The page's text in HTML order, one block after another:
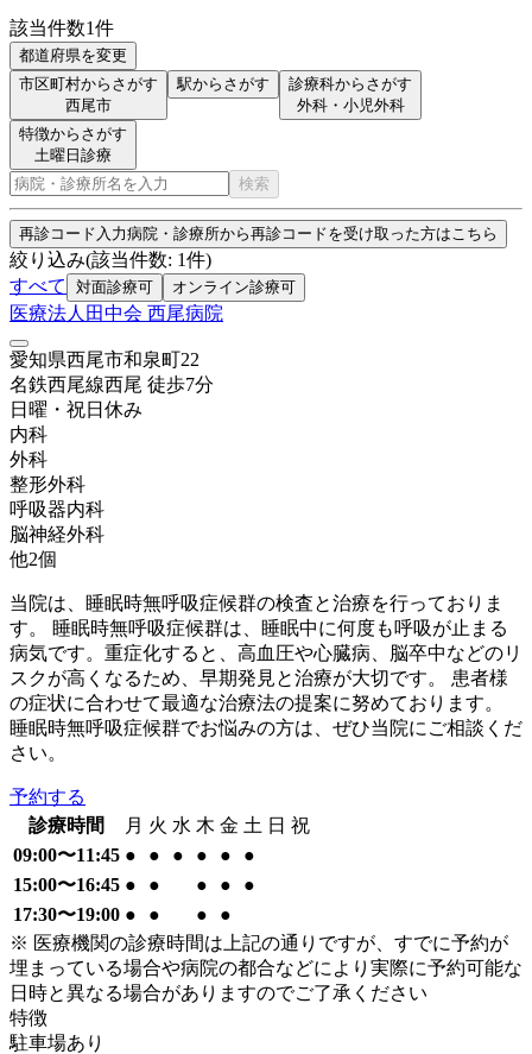
該当件数1件
都道府県を変更
市区町村からさがす
西尾市
駅からさがす
診療科からさがす
外科・小児外科
特徴からさがす
土曜日診療
検索
再診コード入力病院・診療所から再診コードを受け取った方はこちら
絞り込み(該当件数: 1件)
すべて
対面診療可 オンライン診療可
医療法人田中会 西尾病院
愛知県西尾市和泉町22
名鉄西尾線西尾 徒歩7分
日曜・祝日 休み
内科
外科
整形外科
呼吸器内科
脳神経外科
他2個
当院は、睡眠時無呼吸症候群の検査と治療を行っておりま
す。 睡眠時無呼吸症候群は、睡眠中に何度も呼吸が止まる
病気です。重症化すると、高血圧や心臓病、脳卒中などのリ
スクが高くなるため、早期発見と治療が大切です。 患者様
の症状に合わせて最適な治療法の提案に努めております。
睡眠時無呼吸症候群でお悩みの方は、ぜひ当院にご相談くだ
さい。
予約する
診療時間
月 火 水 木 金 土 日 祝
09:00〜11:45 ● ● ● ● ●
●
15:00〜16:45 ● ● ● ●
●
17:30〜19:00 ● ● ●
●
※ 医療機関の診療時間は上記の通りですが、すでに予約が
埋まっている場合や病院の都合などにより実際に予約可能な
日時と異なる場合がありますのでご了承ください
特徴
駐車場あり